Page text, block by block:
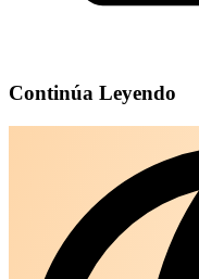
Continúa Leyendo